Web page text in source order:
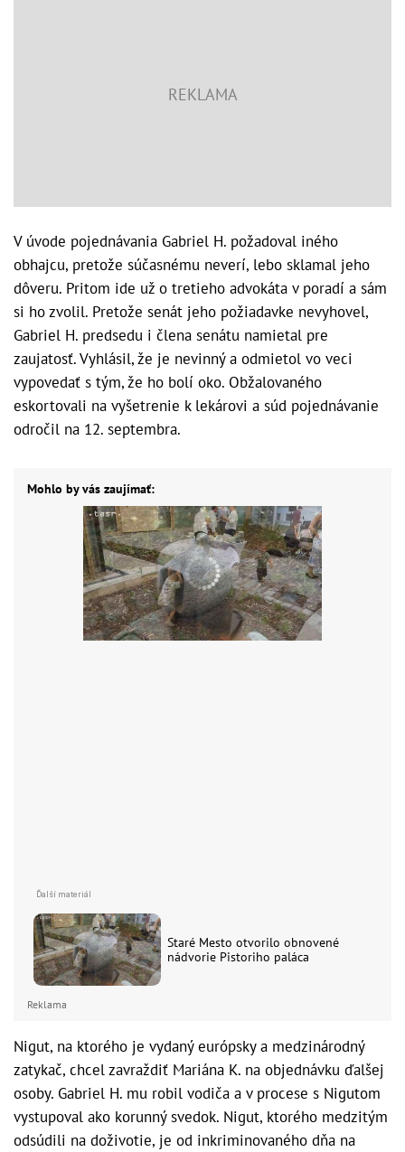
V úvode pojednávania Gabriel H. požadoval iného
obhajcu, pretože súčasnému neverí, lebo sklamal jeho
dôveru. Pritom ide už o tretieho advokáta v poradí a sám
si ho zvolil. Pretože senát jeho požiadavke nevyhovel,
Gabriel H. predsedu i člena senátu namietal pre
zaujatosť. Vyhlásil, že je nevinný a odmietol vo veci
vypovedať s tým, že ho bolí oko. Obžalovaného
eskortovali na vyšetrenie k lekárovi a súd pojednávanie
odročil na 12. septembra.
Mohlo by vás zaujímať:
Staré Mesto otvorilo obnovené
nádvorie Pistoriho paláca
Reklama
Nigut, na ktorého je vydaný európsky a medzinárodný
zatykač, chcel zavraždiť Mariána K. na objednávku ďalšej
osoby. Gabriel H. mu robil vodiča a v procese s Nigutom
vystupoval ako korunný svedok. Nigut, ktorého medzitým
odsúdili na doživotie, je od inkriminovaného dňa na